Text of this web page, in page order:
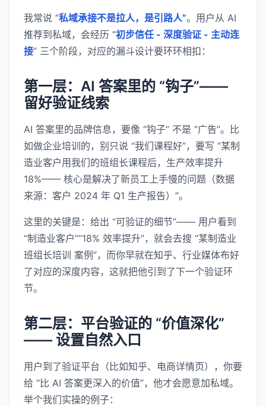
我常说 “私域承接不是拉人，是引路人”。用户从 AI
推荐到私域，会经历 “初步信任 - 深度验证 - 主动连
接” 三个阶段，对应的漏斗设计要环环相扣：
第一层：AI 答案里的 “钩子”——
留好验证线索
AI 答案里的品牌信息，要像 “钩子” 不是 “广告”。比
如做企业培训的，别只说 “我们课程好”，要写 “某制
造业客户用我们的班组长课程后，生产效率提升
18%—— 核心是解决了新员工上手慢的问题（数据
来源：客户 2024 年 Q1 生产报告）”。
这里的关键是：给出 “可验证的细节”—— 用户看到
“制造业客户”“18% 效率提升”，就会去搜 “某制造业
班组长培训 案例”，而你早就在知乎、行业媒体布好
了对应的深度内容，这就把他引到了下一个验证环
节。
第二层：平台验证的 “价值深化”
—— 设置自然入口
用户到了验证平台（比如知乎、电商详情页），你要
给 “比 AI 答案更深入的价值”，他才会愿意加私域。
举个我们实操的例子：